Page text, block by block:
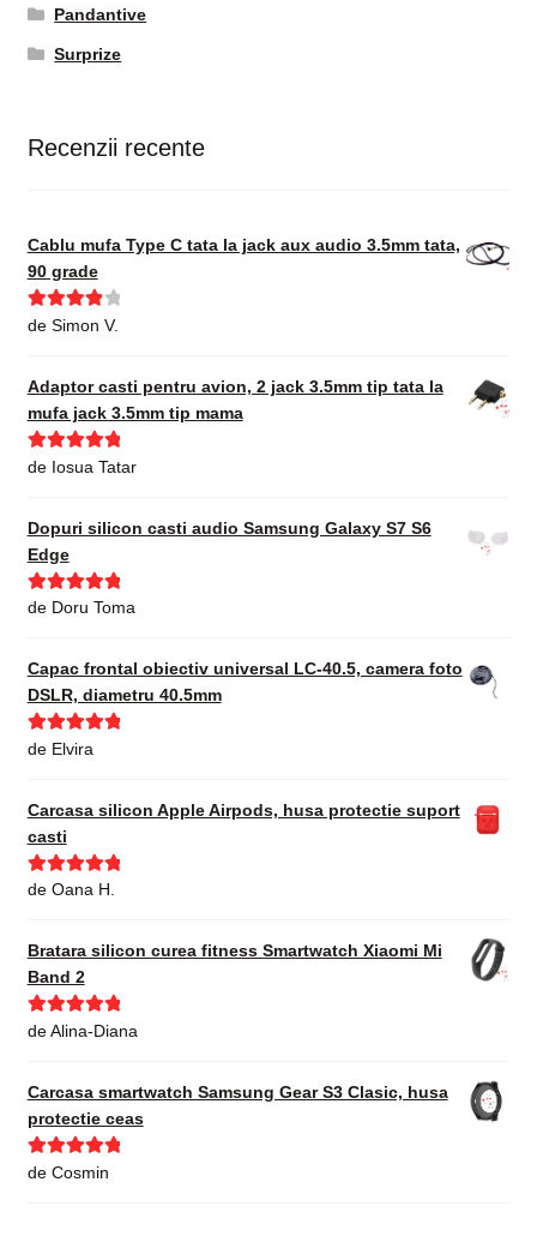
Pandantive
Surprize
Recenzii recente
Cablu mufa Type C tata la jack aux audio 3.5mm tata,
90 grade
Evaluat la
de Simon V.
Adaptor casti pentru avion, 2 jack 3.5mm tip tata la
mufa jack 3.5mm tip mama
Evaluat la5
de Iosua Tatar
Dopuri silicon casti audio Samsung Galaxy S7 S6
Edge
Evaluat la5
de Doru Toma
Capac frontal obiectiv universal LC-40.5, camera foto
DSLR, diametru 40.5mm
Evaluat la
de Elvira
Carcasa silicon Apple Airpods, husa protectie suport
casti
Evaluat la5
de Oana H.
Bratara silicon curea fitness Smartwatch Xiaomi Mi
Band 2
Evaluat la5
de Alina-Diana
Carcasa smartwatch Samsung Gear S3 Clasic, husa
protectie ceas
Evaluat la5
de Cosmin